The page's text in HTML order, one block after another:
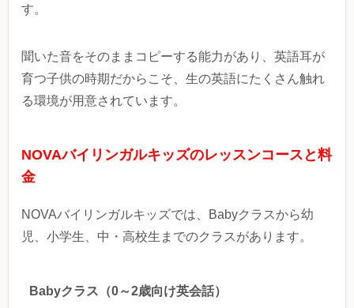
す。
聞いた音をそのままコピーする能力があり、英語耳が
育つ子供の時期だからこそ、生の英語にたくさん触れ
る環境が用意されています。
NOVAバイリンガルキッズのレッスンコースと料
金
NOVAバイリンガルキッズでは、Babyクラスから幼
児、小学生、中・高校生までのクラスがあります。
Babyクラス（0～2歳向け英会話）